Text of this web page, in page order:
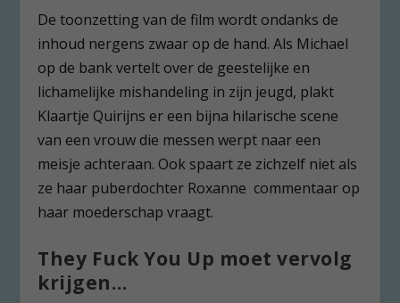
De toonzetting van de film wordt ondanks de
inhoud nergens zwaar op de hand. Als Michael
op de bank vertelt over de geestelijke en
lichamelijke mishandeling in zijn jeugd, plakt
Klaartje Quirijns er een bijna hilarische scene
van een vrouw die messen werpt naar een
meisje achteraan. Ook spaart ze zichzelf niet als
ze haar puberdochter Roxanne commentaar op
haar moederschap vraagt.
They Fuck You Up moet vervolg
krijgen…